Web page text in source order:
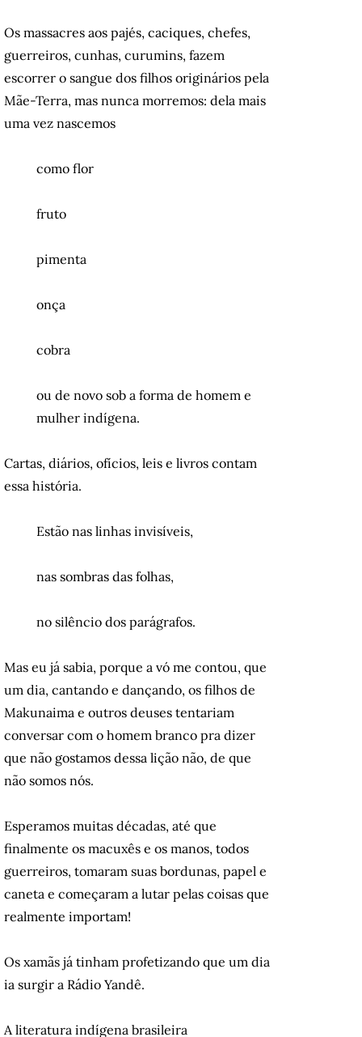
Os massacres aos pajés, caciques, chefes,
guerreiros, cunhas, curumins, fazem
escorrer o sangue dos filhos originários pela
Mãe-Terra, mas nunca morremos: dela mais
uma vez nascemos
como flor
fruto
pimenta
onça
cobra
ou de novo sob a forma de homem e
mulher indígena.
Cartas, diários, ofícios, leis e livros contam
essa história.
Estão nas linhas invisíveis,
nas sombras das folhas,
no silêncio dos parágrafos.
Mas eu já sabia, porque a vó me contou, que
um dia, cantando e dançando, os filhos de
Makunaima e outros deuses tentariam
conversar com o homem branco pra dizer
que não gostamos dessa lição não, de que
não somos nós.
Esperamos muitas décadas, até que
finalmente os macuxês e os manos, todos
guerreiros, tomaram suas bordunas, papel e
caneta e começaram a lutar pelas coisas que
realmente importam!
Os xamãs já tinham profetizando que um dia
ia surgir a Rádio Yandê.
A literatura indígena brasileira